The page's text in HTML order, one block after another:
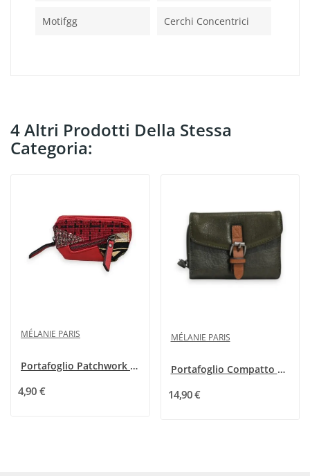
Motifgg Cerchi Concentrici
4 Altri Prodotti Della Stessa
Categoria:
MÉLANIE PARIS
Portafoglio Patchwork Etnico Rosso Mélanie Paris
4,90 €
MÉLANIE PARIS
Portafoglio Compatto Kaki Mélanie Paris
14,90 €